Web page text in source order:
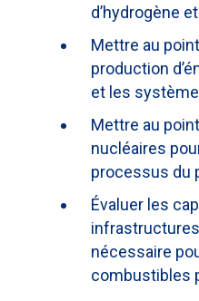
d’hydrogène
Mettre au
production
et les
Mettre au
nucléaires
processus du
Évaluer les
nécessaire
combustibles